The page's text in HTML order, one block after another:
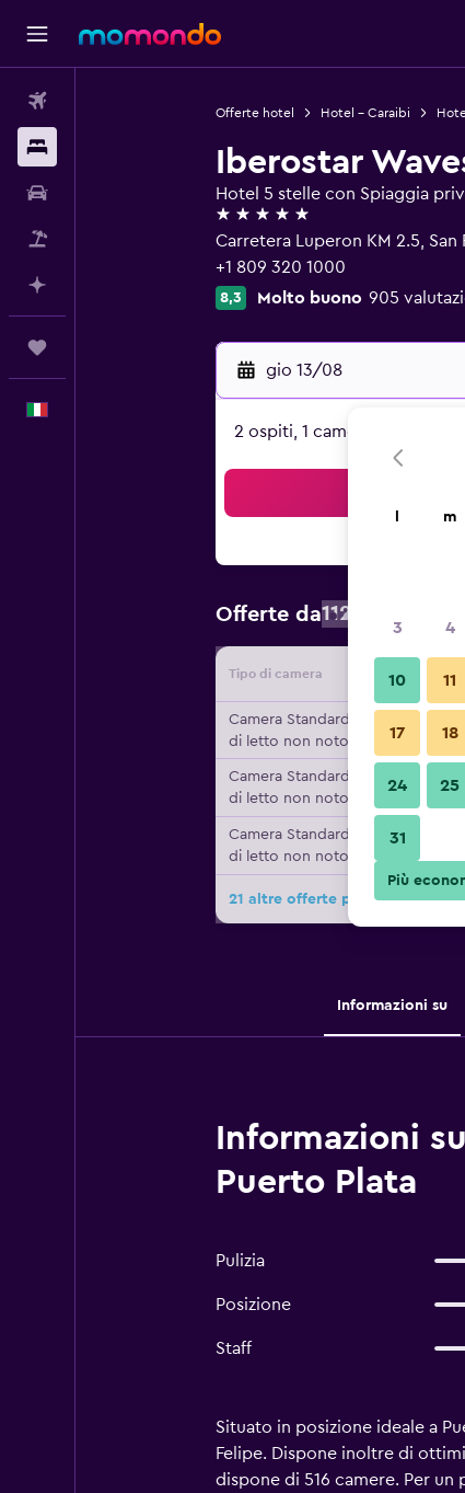
Offerte hotel Hotel - Caraibi
Iberostar
Hotel 5 stelle con Spiaggia
5 stelle
Carretera Luperon KM 2.5,
+1 809 320 1000
8,3 Molto buono 905
gio 13/08
2 ospiti, 1 camera
Offerte da112 € Prezzo
Tipo di camera
Camera Standard, Tipo
di letto non noto
Camera Standard, Tipo
di letto non noto
Camera Standard, Tipo
di letto non noto
21 altre offerte per Iberostar
Informazioni su
Informazioni
Puerto Plata
Pulizia
Posizione
Staff
Situato in posizione ideale a
Felipe. Dispone inoltre di
dispone di 516 camere. Per
m
3 4
10 11
17 18
24 25
31
Più